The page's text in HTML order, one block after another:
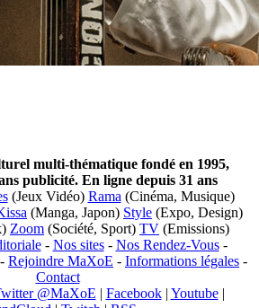
multi-thématique fondé en 1995,
publicité. En ligne depuis 31 ans
(Jeux Vidéo) Rama (Cinéma, Musique)
(Manga, Japon) Style (Expo, Design)
Zoom (Société, Sport) TV (Emissions)
- Nos sites- Nos Rendez-Vous-
- Rejoindre MaXoE - Informations légales -
Contact
@MaXoE | Facebook| Youtube|